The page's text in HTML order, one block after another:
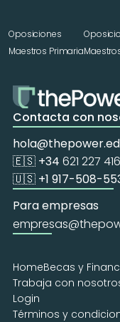
Oposiciones
Maestros Primaria
Contacta con
🇪🇸 +34 621 227 416
🇺🇸 +1 917-508-
Para empresas
HomeBecas y
Trabaja con
Login
Términos y